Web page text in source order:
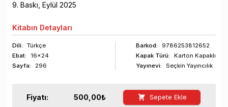
9. Baskı, Eylül 2025
Kitabın Detayları
Dili:
Türkçe
Ebat:
16x24
Sayfa: 296
Barkod:
9786253812652
Kapak Türü:
Karton Kapaklı
Yayınevi:
Seçkin Yayıncılık
Fiyatı: 500,00₺ Sepete Ekle